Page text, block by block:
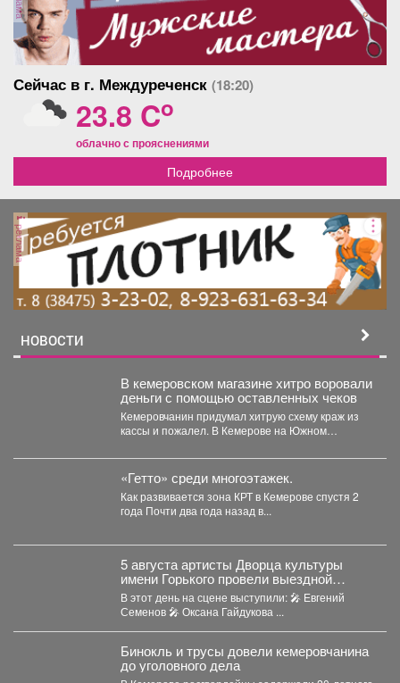
Сейчас в г. Междуреченск (18:20)
23.8 Co
облачно с прояснениями
Подробнее
реклама
НОВОСТИ
В кемеровском магазине хитро воровали
деньги с помощью оставленных чеков
Кемеровчанин придумал хитрую схему краж из
кассы и пожалел. В Кемерове на Южном
«Гетто» среди многоэтажек.
Как развивается зона КРТ в Кемерове спустя 2
года Почти два года назад в...
5 августа артисты Дворца культуры
имени Горького провели выездной
концерт в реабилитационном центре
«Топаз».
В этот день на сцене выступили: 🎤 Евгений
Семенов 🎤 Оксана Гайдукова ...
Бинокль и трусы довели кемеровчанина
до уголовного дела